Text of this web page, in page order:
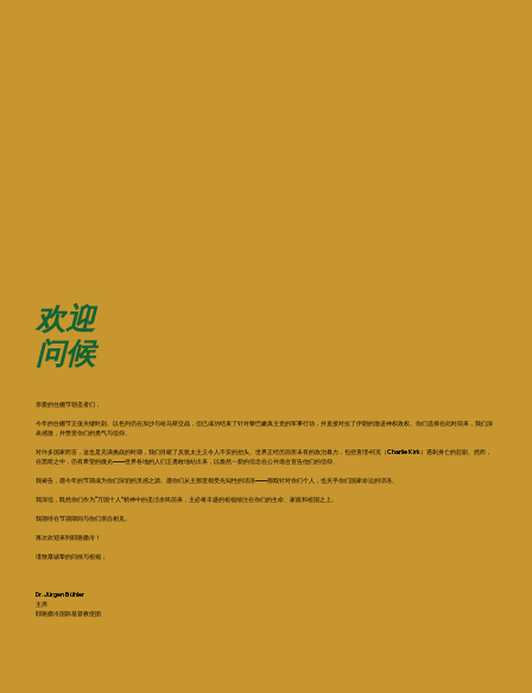
欢迎
问候
亲爱的住棚节朝圣者们，
今年的住棚节正值关键时刻。以色列仍在加沙与哈马斯交战，但已成功结束了针对黎巴嫩真主党的军事行动，并直接对抗了伊朗的激进神权政权。你们选择在此时前来，我们深
表感激，并赞赏你们的勇气与信仰。
对许多国家而言，这也是充满挑战的时期，我们目睹了反犹太主义令人不安的抬头。世界正经历前所未有的政治暴力，包括查理·柯克（Charlie Kirk）遇刺身亡的悲剧。然而，
在黑暗之中，仍有希望的微光——世界各地的人们正勇敢地站出来，以焕然一新的信念在公共场合宣告他们的信仰。
我祷告，愿今年的节期成为你们深切的灵感之源。愿你们从主那里领受先知性的话语——那既针对你们个人，也关乎你们国家命运的话语。
我深信，既然你们作为“万国十人”精神中的圣洁余民前来，主必将丰盛的祝福倾注在你们的生命、家庭和祖国之上。
我期待在节期期间与你们亲自相见。
再次欢迎来到耶路撒冷！
谨致最诚挚的问候与祝福，
Dr. Jürgen Bühler
主席
耶路撒冷国际基督教使团